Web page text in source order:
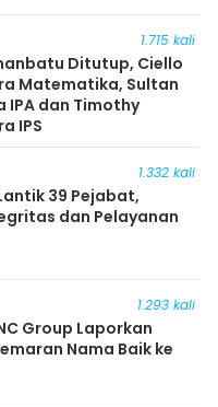
1.715 kali
Ditutup, Ciello
Matematika, Sultan
IPA dan Timothy
IPS
1.332 kali
39 Pejabat,
dan Pelayanan
1.293 kali
Group Laporkan
Nama Baik ke